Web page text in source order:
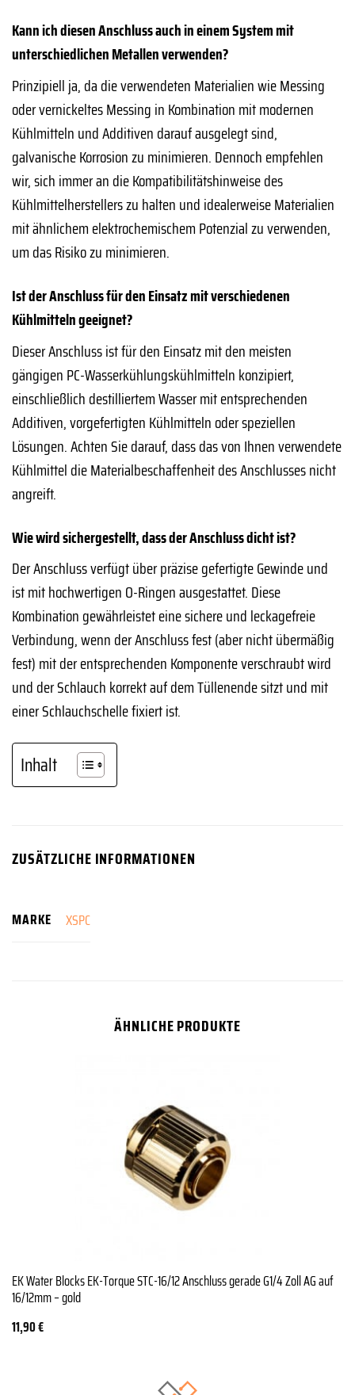
Kann ich diesen Anschluss auch in einem System mit
unterschiedlichen Metallen verwenden?
Prinzipiell ja, da die verwendeten Materialien wie Messing
oder vernickeltes Messing in Kombination mit modernen
Kühlmitteln und Additiven darauf ausgelegt sind,
galvanische Korrosion zu minimieren. Dennoch empfehlen
wir, sich immer an die Kompatibilitätshinweise des
Kühlmittelherstellers zu halten und idealerweise Materialien
mit ähnlichem elektrochemischem Potenzial zu verwenden,
um das Risiko zu minimieren.
Ist der Anschluss für den Einsatz mit verschiedenen
Kühlmitteln geeignet?
Dieser Anschluss ist für den Einsatz mit den meisten
gängigen PC-Wasserkühlungskühlmitteln konzipiert,
einschließlich destilliertem Wasser mit entsprechenden
Additiven, vorgefertigten Kühlmitteln oder speziellen
Lösungen. Achten Sie darauf, dass das von Ihnen verwendete
Kühlmittel die Materialbeschaffenheit des Anschlusses nicht
angreift.
Wie wird sichergestellt, dass der Anschluss dicht ist?
Der Anschluss verfügt über präzise gefertigte Gewinde und
ist mit hochwertigen O-Ringen ausgestattet. Diese
Kombination gewährleistet eine sichere und leckagefreie
Verbindung, wenn der Anschluss fest (aber nicht übermäßig
fest) mit der entsprechenden Komponente verschraubt wird
und der Schlauch korrekt auf dem Tüllenende sitzt und mit
einer Schlauchschelle fixiert ist.
Inhalt
ZUSÄTZLICHE INFORMATIONEN
MARKE XSPC
ÄHNLICHE PRODUKTE
EK Water Blocks EK-Torque STC-16/12 Anschluss gerade G1/4 Zoll AG auf
16/12mm – gold
11,90€